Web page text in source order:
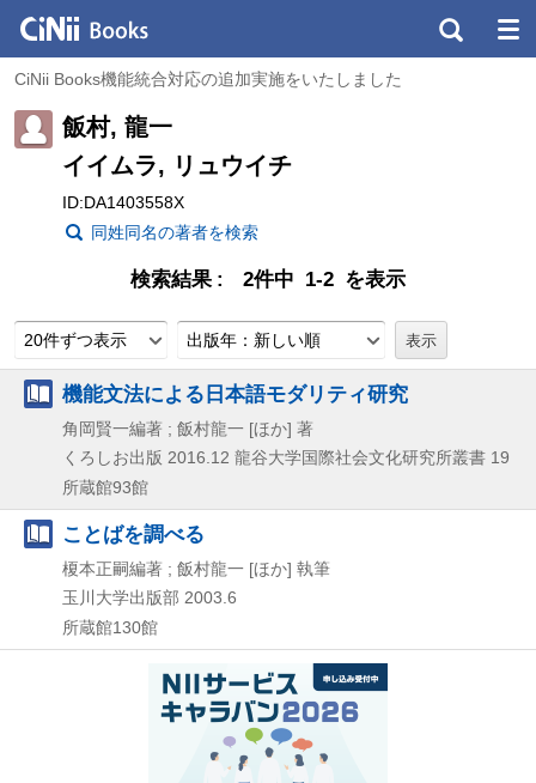
CiNii Books機能統合対応の追加実施をいたしました
飯村, 龍一
イイムラ, リュウイチ
ID:DA1403558X
同姓同名の著者を検索
検索結果 2件中 1-2 を表示
20件ずつ表示 出版年：新しい順
機能文法による日本語モダリティ研究
角岡賢一編著 ; 飯村龍一 [ほか] 著
くろしお出版 2016.12 龍谷大学国際社会文化研究所叢書 19
所蔵館93館
ことばを調べる
榎本正嗣編著 ; 飯村龍一 [ほか] 執筆
玉川大学出版部 2003.6
所蔵館130館